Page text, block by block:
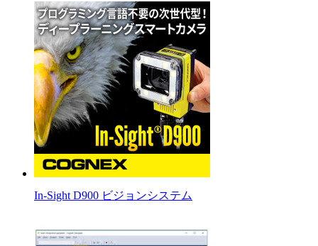
In-Sight D900 ビジョンシステム